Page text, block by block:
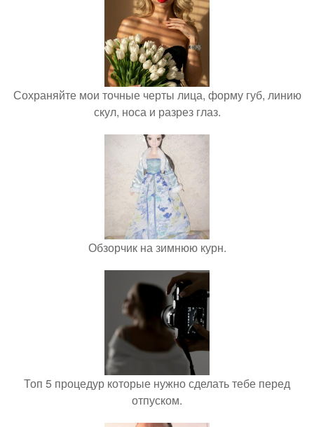
Сохраняйте мои точные черты лица, форму губ, линию
скул, носа и разрез глаз.
Обзорчик на зимнюю курн.
Топ 5 процедур которые нужно сделать тебе перед
отпуском.